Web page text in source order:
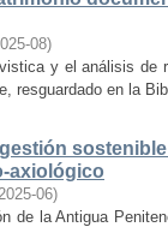
08)
y el análisis de
resguardado en la
axiológico
06)
de la Antigua